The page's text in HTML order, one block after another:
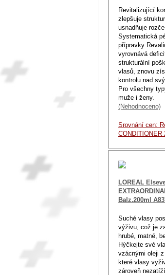
Revitalizující
zlepšuje
usnadňuje
Systematická
přípravky
vyrovnává
strukturální
vlasů, znovu
kontrolu nad
Pro všechny
muže i ženy.
(Nehodnoceno)
Srovnání cen:
CONDITIONER
LOREAL
Balz.200ml
Suché vlasy
výživu, což je
hrubé, matné,
Hýčkejte své
vzácnými oleji z
které vlasy
zároveň